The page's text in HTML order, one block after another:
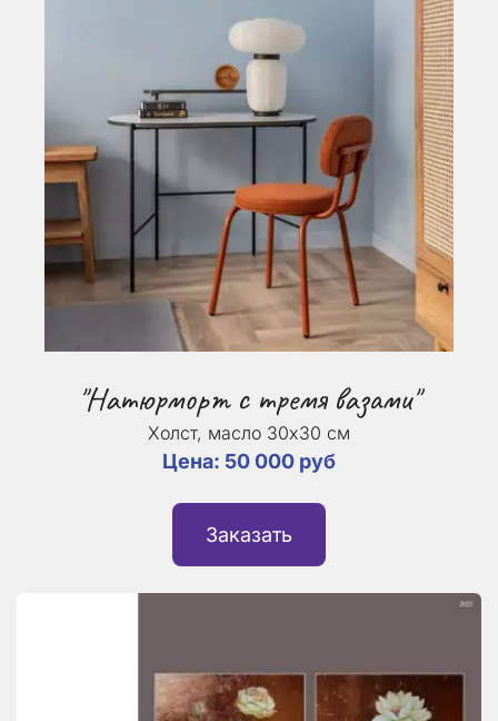
"Натюрморт с тремя вазами"
Холст, масло 30х30 см
Цена: 50 000 руб
Заказать